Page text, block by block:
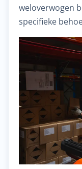
weloverwogen
specifieke